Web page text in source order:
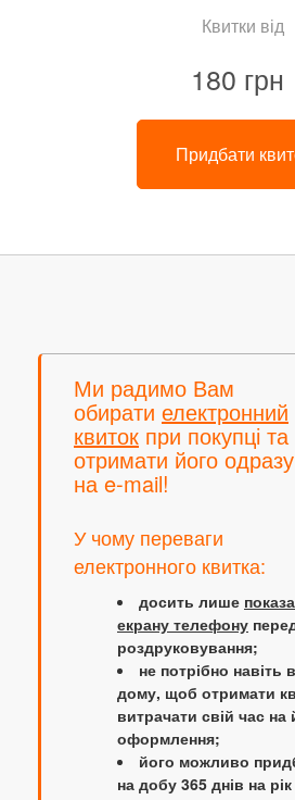
Квитки від
180 грн
Придбати
Ми радимо Вам
обирати електронний
квиток при покупці та
отримати його
на e-mail!
У чому переваги
електронного квитка:
досить лише
екрану телефону
роздруковування;
не потрібно навіть
дому, щоб отримати
витрачати свій час на
оформлення;
його можливо
на добу 365 днів на